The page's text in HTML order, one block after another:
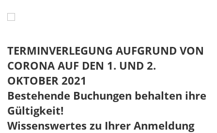
TERMINVERLEGUNG AUFGRUND VON
CORONA AUF DEN 1. UND 2.
OKTOBER 2021
Bestehende Buchungen behalten ihre
Gültigkeit!
Wissenswertes zu Ihrer Anmeldung